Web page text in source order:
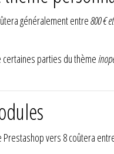
généralement entre800 €
certaines parties du thème
vers 8 coûtera